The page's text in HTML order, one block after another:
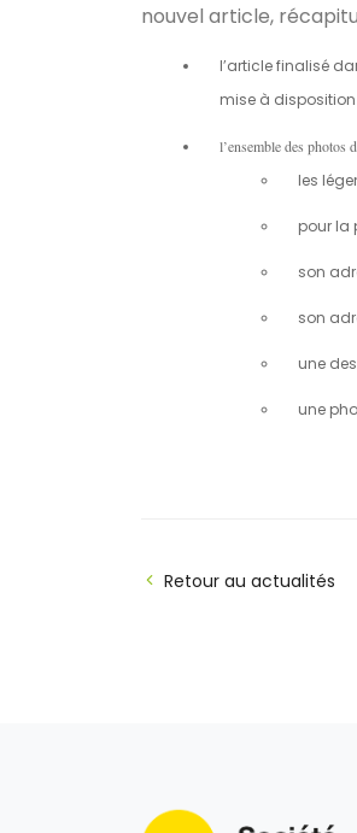
nouvel article,
l’article finalisé
mise à
l’ensemble des photos
les
pour la
son
son
une
une
Retour au actualités